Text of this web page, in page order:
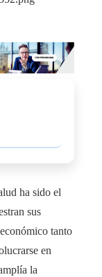
ha sido el
sus
tanto
en
la